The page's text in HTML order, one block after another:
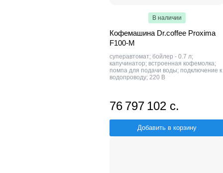
В наличии
Кофемашина Dr.coffee Proxima
F100-М
суперавтомат; бойлер - 0.7 л;
капучинатор; встроенная кофемолка;
помпа для подачи воды; подключение к
водопроводу; 220 В
76 797 102 с.
Добавить в корзину